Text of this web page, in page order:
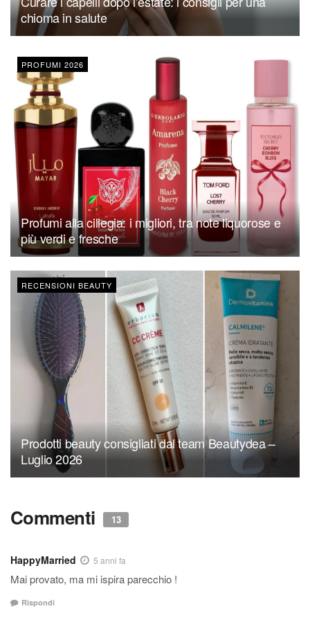
chioma in salute
PROFUMI 2026
Profumi alla ciliegia: i migliori, tra note liquorose e
più verdi e fresche
RECENSIONI BEAUTY
Prodotti beauty consigliati dal team Beautydea –
Luglio 2026
Commenti 13
HappyMarried 5 anni fa
Mai provato, ma mi ispira parecchio !
Rispondi